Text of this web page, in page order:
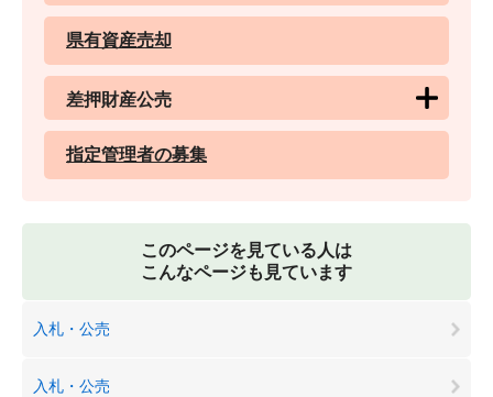
県有資産売却
差押財産公売
指定管理者の募集
このページを見ている人は
こんなページも見ています
入札・公売
入札・公売